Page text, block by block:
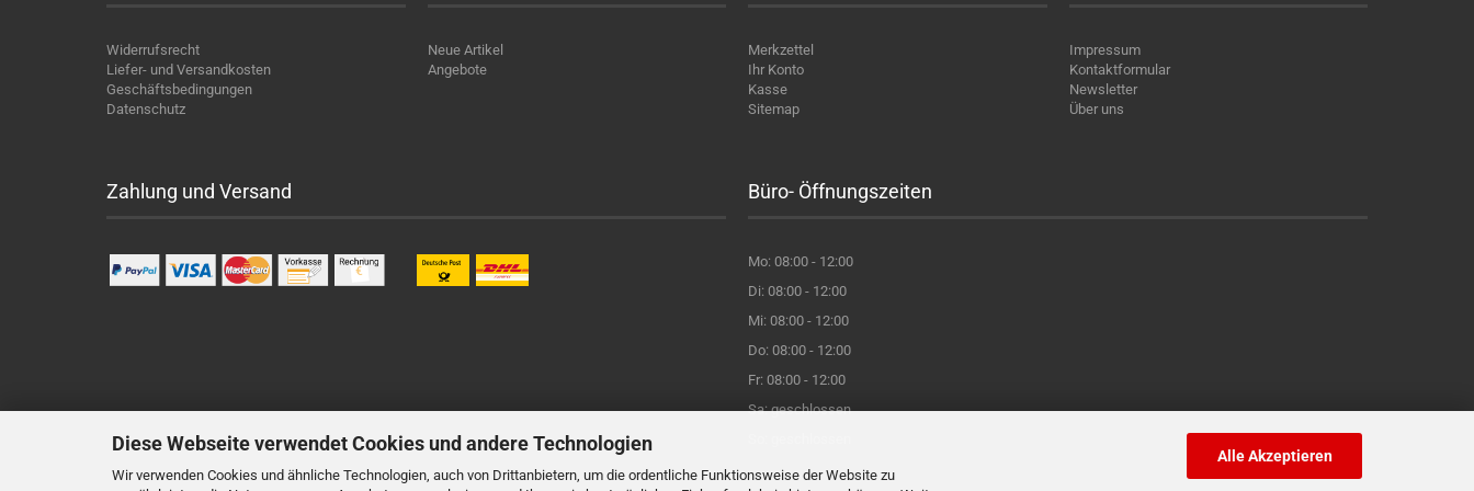
Diese Webseite verwendet Cookies und andere Technologien
Wir verwenden Cookies und ähnliche Technologien, auch von Drittanbietern, um die ordentliche Funktionsweise der Website zu
Alle Akzeptieren
Widerrufsrecht
Liefer- und Versandkosten
Geschäftsbedingungen
Datenschutz
Neue Artikel
Angebote
Merkzettel
Ihr Konto
Kasse
Sitemap
Impressum
Kontaktformular
Newsletter
Über uns
Zahlung und Versand Büro- Öffnungszeiten
Mo: 08:00 - 12:00
Di: 08:00 - 12:00
Mi: 08:00 - 12:00
Do: 08:00 - 12:00
Fr: 08:00 - 12:00
Sa: geschlossen